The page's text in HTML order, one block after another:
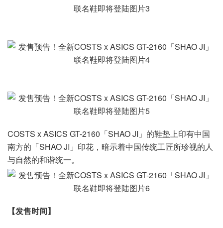
COSTS x ASICS GT-2160「SHAO JI」的鞋垫上印有中国
南方的「SHAO JI」印花，暗示着中国传统工匠所珍视的人
与自然的和谐统一。
【发售时间】